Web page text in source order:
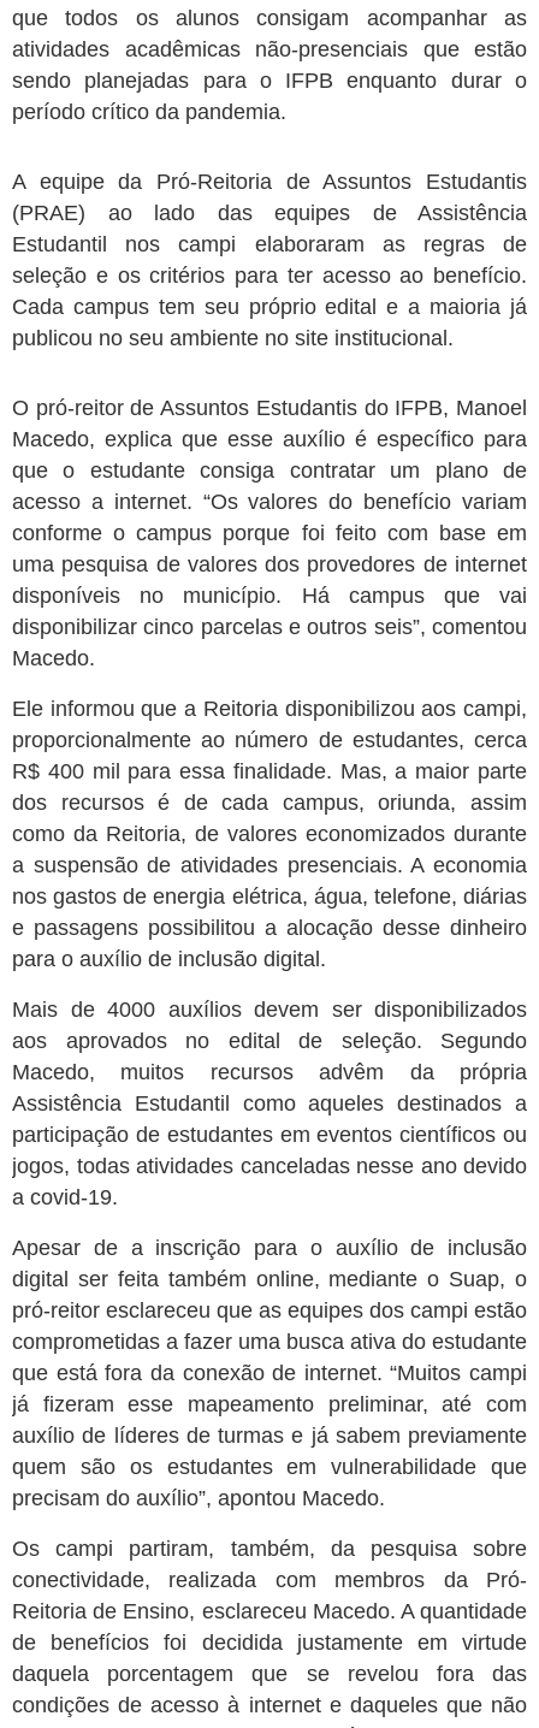
que todos os alunos consigam acompanhar as
atividades acadêmicas não-presenciais que estão
sendo planejadas para o IFPB enquanto durar o
período crítico da pandemia.
A equipe da Pró-Reitoria de Assuntos Estudantis
(PRAE) ao lado das equipes de Assistência
Estudantil nos campi elaboraram as regras de
seleção e os critérios para ter acesso ao benefício.
Cada campus tem seu próprio edital e a maioria já
publicou no seu ambiente no site institucional.
O pró-reitor de Assuntos Estudantis do IFPB, Manoel
Macedo, explica que esse auxílio é específico para
que o estudante consiga contratar um plano de
acesso a internet. “Os valores do benefício variam
conforme o campus porque foi feito com base em
uma pesquisa de valores dos provedores de internet
disponíveis no município. Há campus que vai
disponibilizar cinco parcelas e outros seis”, comentou
Macedo.
Ele informou que a Reitoria disponibilizou aos campi,
proporcionalmente ao número de estudantes, cerca
R$ 400 mil para essa finalidade. Mas, a maior parte
dos recursos é de cada campus, oriunda, assim
como da Reitoria, de valores economizados durante
a suspensão de atividades presenciais. A economia
nos gastos de energia elétrica, água, telefone, diárias
e passagens possibilitou a alocação desse dinheiro
para o auxílio de inclusão digital.
Mais de 4000 auxílios devem ser disponibilizados
aos aprovados no edital de seleção. Segundo
Macedo, muitos recursos advêm da própria
Assistência Estudantil como aqueles destinados a
participação de estudantes em eventos científicos ou
jogos, todas atividades canceladas nesse ano devido
a covid-19.
Apesar de a inscrição para o auxílio de inclusão
digital ser feita também online, mediante o Suap, o
pró-reitor esclareceu que as equipes dos campi estão
comprometidas a fazer uma busca ativa do estudante
que está fora da conexão de internet. “Muitos campi
já fizeram esse mapeamento preliminar, até com
auxílio de líderes de turmas e já sabem previamente
quem são os estudantes em vulnerabilidade que
precisam do auxílio”, apontou Macedo.
Os campi partiram, também, da pesquisa sobre
conectividade, realizada com membros da Pró-
Reitoria de Ensino, esclareceu Macedo. A quantidade
de benefícios foi decidida justamente em virtude
daquela porcentagem que se revelou fora das
condições de acesso à internet e daqueles que não